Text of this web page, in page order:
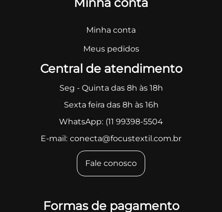
Minha conta
Meus pedidos
Central de atendimento
Seg - Quinta das 8h às 18h
Sexta feira das 8h às 16h
WhatsApp: (11 99398-5504
E-mail: conecta@focustextil.com.br
Fale conosco
Formas de pagamento